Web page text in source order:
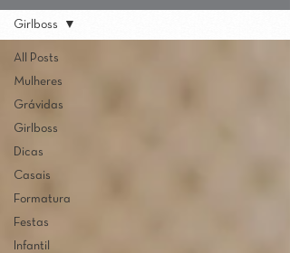
All Posts
Mulheres
Grávidas
Girlboss
Dicas
Casais
Formatura
Festas
Infantil
Girlboss